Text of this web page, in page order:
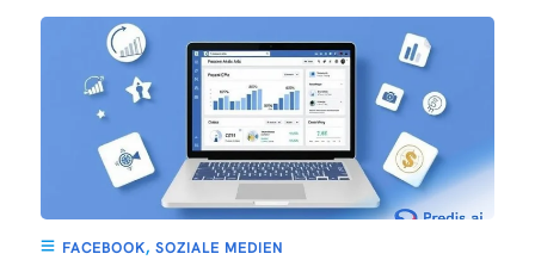
FACEBOOK, SOZIALE MEDIEN